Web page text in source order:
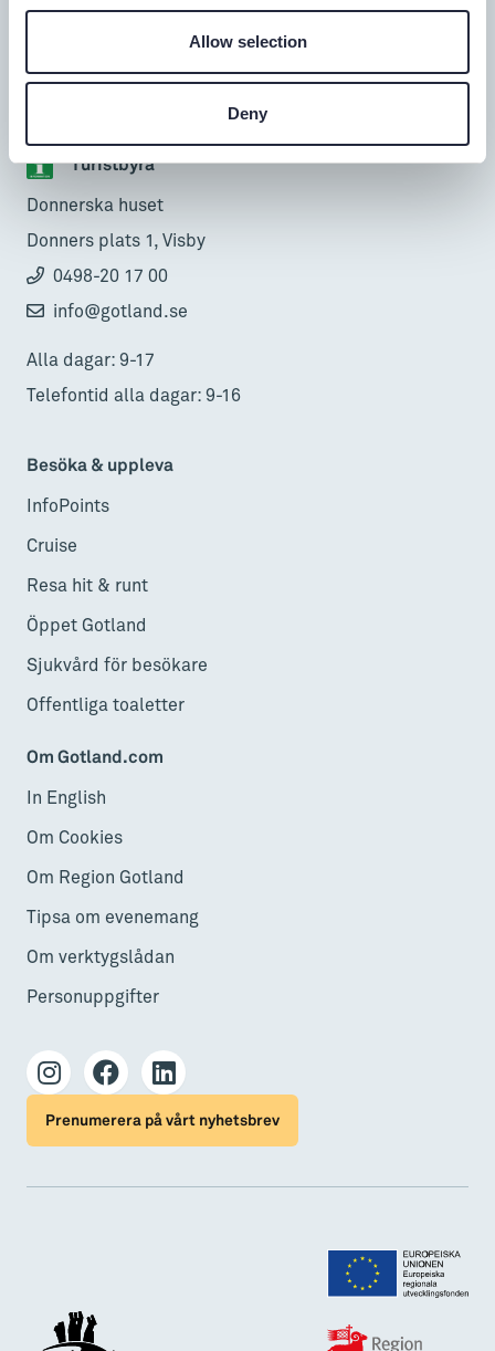
Allow selection
Deny
Turistbyrå
Donnerska huset
Donners plats 1, Visby
0498-20 17 00
info@gotland.se
Alla dagar: 9-17
Telefontid alla dagar: 9-16
Besöka & uppleva
InfoPoints
Cruise
Resa hit & runt
Öppet Gotland
Sjukvård för besökare
Offentliga toaletter
Om Gotland.com
In English
Om Cookies
Om Region Gotland
Tipsa om evenemang
Om verktygslådan
Personuppgifter
Prenumerera på vårt nyhetsbrev